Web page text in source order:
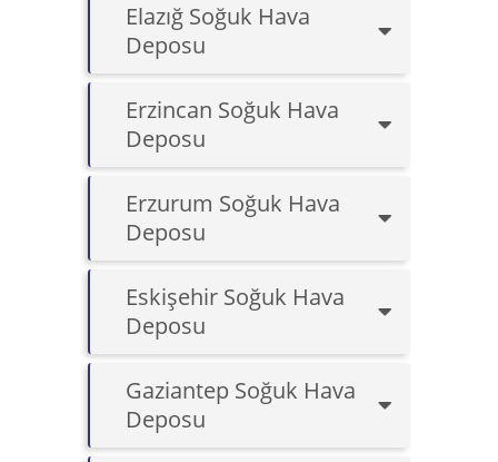
Elazığ Soğuk Hava
Deposu
Erzincan Soğuk Hava
Deposu
Erzurum Soğuk Hava
Deposu
Eskişehir Soğuk Hava
Deposu
Gaziantep Soğuk Hava
Deposu